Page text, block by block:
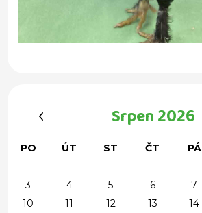
Srpen 2026
PO ÚT ST ČT PÁ
3
4 5 6 7
10
11 12 13 14